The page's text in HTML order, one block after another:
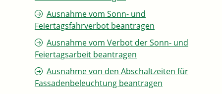
Ausnahme vom Sonn- und
Feiertagsfahrverbot beantragen
Ausnahme vom Verbot der Sonn- und
Feiertagsarbeit beantragen
Ausnahme von den Abschaltzeiten für
Fassadenbeleuchtung beantragen